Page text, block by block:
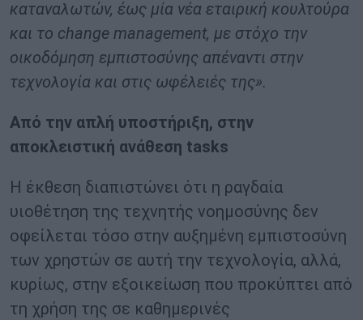
καταναλωτών, έως μία νέα εταιρική κουλτούρα
και το change management, με στόχο την
οικοδόμηση εμπιστοσύνης απέναντι στην
τεχνολογία και στις ωφέλειές της».
Από την απλή υποστήριξη, στην
αποκλειστική ανάθεση tasks
Η έκθεση διαπιστώνει ότι η ραγδαία
υιοθέτηση της τεχνητής νοημοσύνης δεν
οφείλεται τόσο στην αυξημένη εμπιστοσύνη
των χρηστών σε αυτή την τεχνολογία, αλλά,
κυρίως, στην εξοικείωση που προκύπτει από
τη χρήση της σε καθημερινές